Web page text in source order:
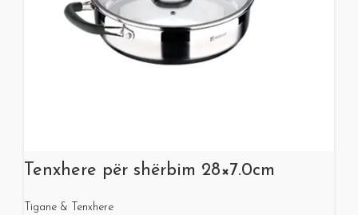
Tenxhere për shërbim 28×7.0cm
Tigane & Tenxhere